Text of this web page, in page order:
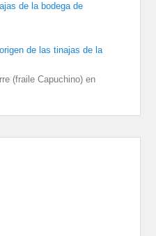
de la bodega de
de las tinajas de la
(fraile Capuchino) en